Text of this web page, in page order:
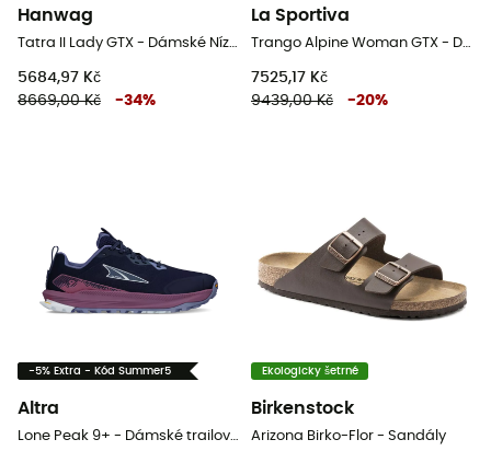
Hanwag
Tatra II Lady GTX - Dámské Nízké trekové boty
5684,97 Kč
8669,00 Kč
-34%
La Sportiva
Trango Alpine Woman GTX - Dámské horolezecké boty
7525,17 Kč
9439,00 Kč
-20%
-5% Extra - Kód Summer5
Altra
Lone Peak 9+ - Dámské trailové běžecké boty
Ekologicky šetrné
Birkenstock
Arizona Birko-Flor - Sandály